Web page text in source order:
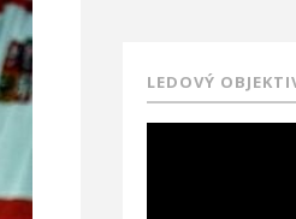
LEDOVÝ